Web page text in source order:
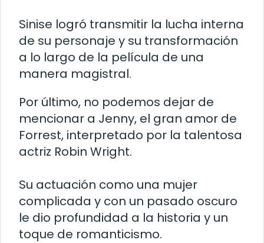
Sinise logró transmitir la lucha interna
de su personaje y su transformación
a lo largo de la película de una
manera magistral.
Por último, no podemos dejar de
mencionar a Jenny, el gran amor de
Forrest, interpretado por la talentosa
actriz Robin Wright.
Su actuación como una mujer
complicada y con un pasado oscuro
le dio profundidad a la historia y un
toque de romanticismo.